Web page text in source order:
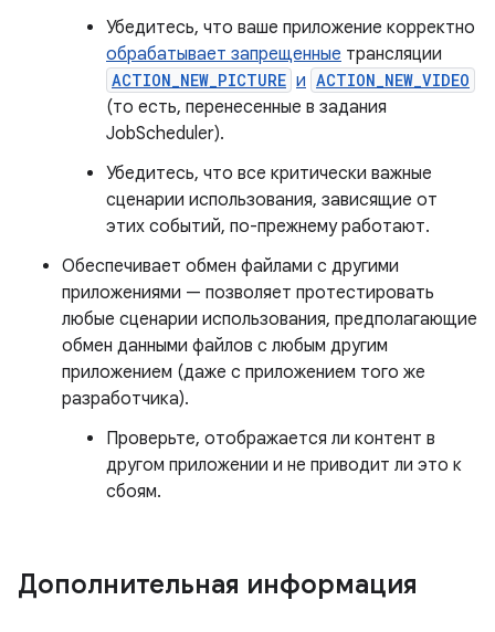
Убедитесь, что ваше приложение корректно
обрабатывает запрещенные трансляции
ACTION_NEW_PICTURE и ACTION_NEW_VIDEO
(то есть, перенесенные в задания
JobScheduler).
Убедитесь, что все критически важные
сценарии использования, зависящие от
этих событий, по-прежнему работают.
Обеспечивает обмен файлами с другими
приложениями — позволяет протестировать
любые сценарии использования, предполагающие
обмен данными файлов с любым другим
приложением (даже с приложением того же
разработчика).
Проверьте, отображается ли контент в
другом приложении и не приводит ли это к
сбоям.
Дополнительная информация